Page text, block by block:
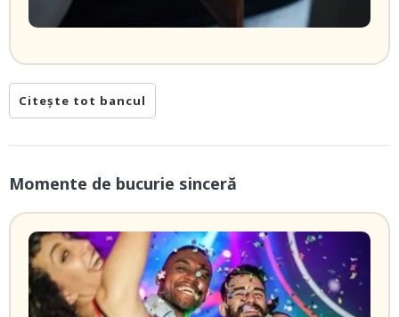
Citește tot bancul
Momente de bucurie sinceră